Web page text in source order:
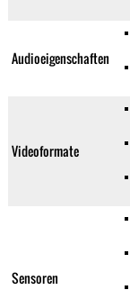
Audioeigenschaften
Videoformate
Sensoren